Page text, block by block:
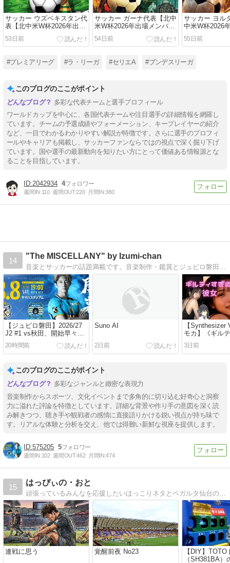
サッカー ウズベキスタン代
表【北中米W杯2026年出場
メンバー・フォーメーショ
ン・スタメン】
53日前
サッカー ガーナ代表【北中
米W杯2026年出場メンバ
ー・フォーメーション・ス
タメン】
54日前
サッカー ヨル
中米W杯2026
ー・フォーメ
タメン】
55日前
#プレミアリーグ #ラ・リーガ #セリエA #ブンデスリーガ
このブログのここがポイント
多彩な代表チームと選手プロフィール
ワールドカップを中心に、各国代表チームや注目選手の詳細情報を網羅し
ています。チームの予選成績やフォーメーション、キープレイヤーの紹介
など、一目でわかるわかりやすい解説が特徴です。さらに選手のプロフィ
ールやキャリアも掲載し、サッカーファンならではの視点で深く掘り下げ
ています。国や選手の最新動向を知りたい方にとって価値ある情報源とな
ることを目指しています。
2042934 4
週間IN:110 週間OUT:220 月間IN:380
14
"The MISCELLANY" by Izumi-chan
【ジュビロ磐田】2026/27
J2 #1 vs秋田、開始早々の
先制点もドロースタート
20時間前
Suno AI
2日前
【Synthesizer
モカ】《ギル
女》──2026
新曲第11弾
3日前
このブログのここがポイント
多彩なジャンルと緻密な表現力
音楽制作からスポーツ、文化イベントまで多角的に切り込む好奇心と洞察
力に溢れた評論を特徴としています。詳細な背景や作り手の意図を深く読
み解きつつ、聴き手や観戦者の感情に直接語りかける鋭い視点が持ち味で
す。リアルな体験と分析を交え、他では得難い新鮮な視座を提供します。
575205 5
週間IN:102 週間OUT:462 月間IN:474
15
はっぴぃの・おと
頑張っているみんなを応援したいほっこりネタとベガルタ仙台の応援ネタを中心に、読んだ人が今日も一日頑張れるようなサイトを目指しています
連戦に思う 覚醒前夜 No23
【DIY】TOTO
（SH381BA）